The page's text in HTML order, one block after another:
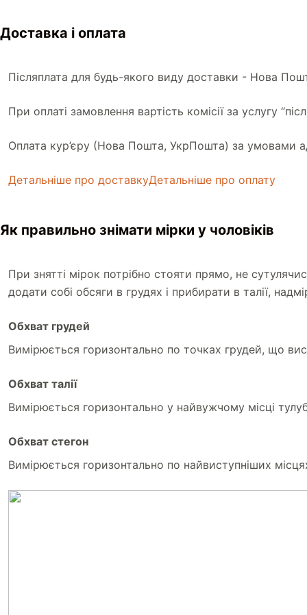
е
е
т
д
в
с
Доставка і оплата
Післяплата для будь-якого виду доставки - Нова
При оплаті замовлення вартість комісії за услугу
Оплата кур’єру (Нова Пошта, УкрПошта) за умовами
Детальніше про доставкуДетальніше про оплату
Як правильно знімати мірки у чоловіків
При знятті мірок потрібно стояти прямо, не
додати собі обсяги в грудях і прибирати в талії,
Обхват грудей
Вимірюється горизонтально по точках грудей, що
Обхват талії
Вимірюється горизонтально у найвужчому місці
Обхват стегон
Вимірюється горизонтально по найвиступніших